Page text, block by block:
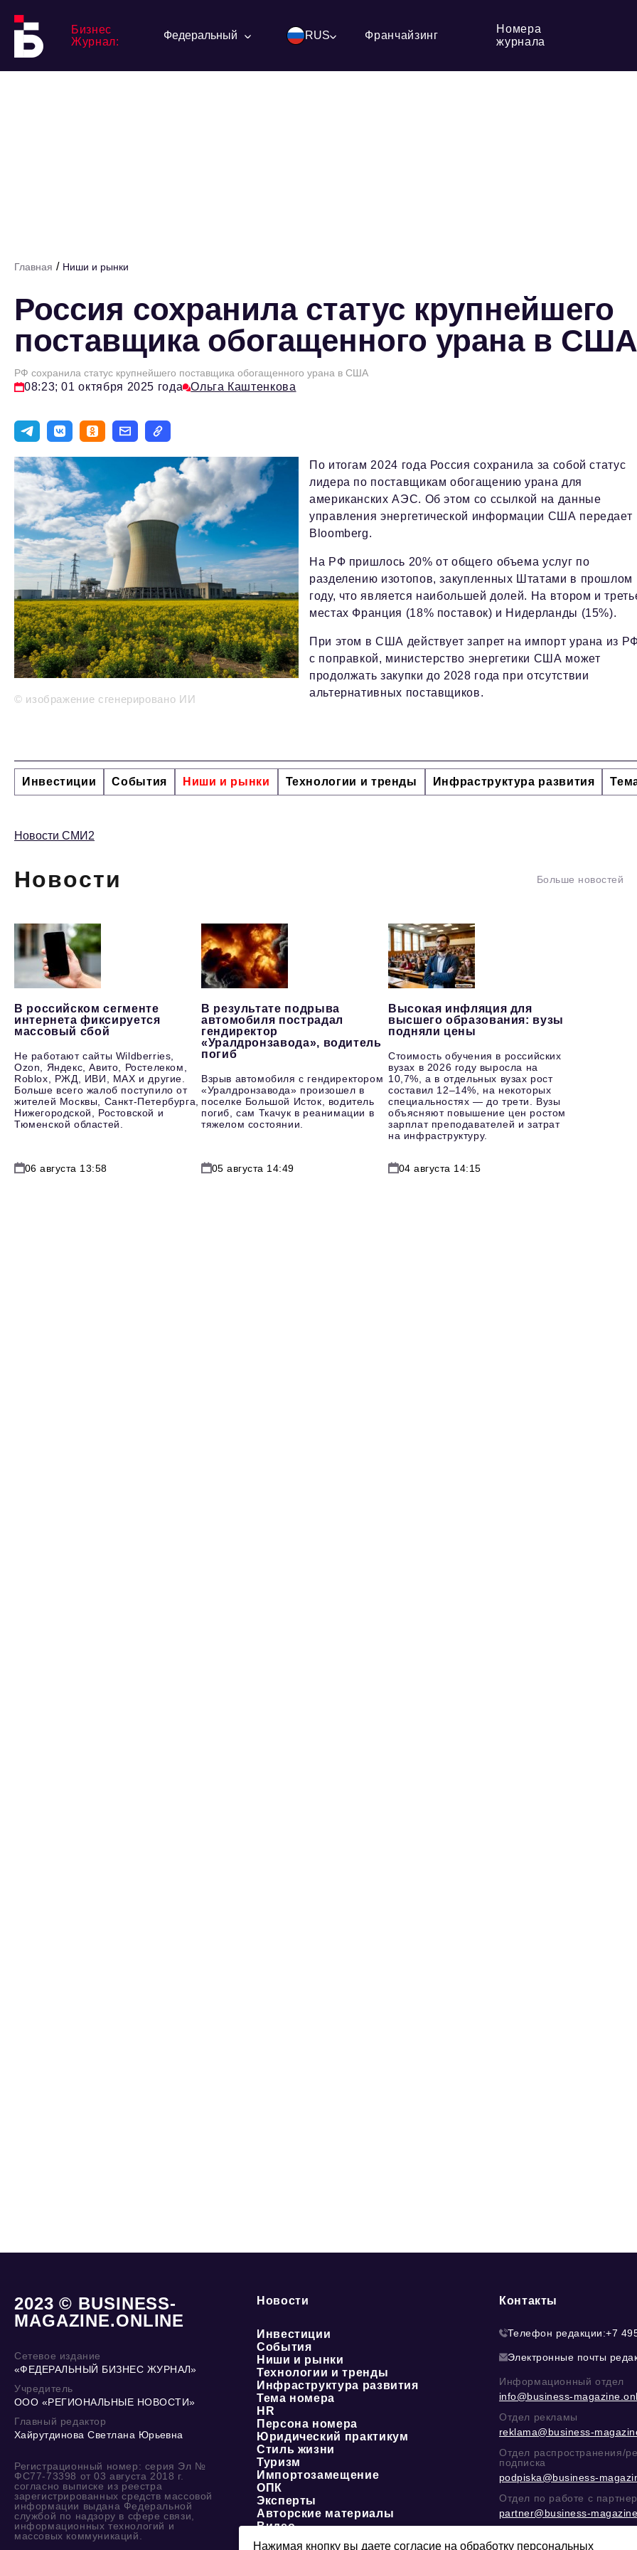
Бизнес
Журнал:
Федеральный RUS Франчайзинг
Номера
журнала
Главная / Ниши и рынки
Россия сохранила статус крупнейшего
поставщика обогащенного урана в США
РФ сохранила статус крупнейшего поставщика обогащенного урана в США
08:23; 01 октября 2025 года Ольга Каштенкова
© изображение сгенерировано ИИ
По итогам 2024 года Россия сохранила за собой статус
лидера по поставщикам обогащению урана для
американских АЭС. Об этом со ссылкой на данные
управления энергетической информации США передает
Bloomberg.
На РФ пришлось 20% от общего объема услуг по
разделению изотопов, закупленных Штатами в прошлом
году, что является наибольшей долей. На втором и
местах Франция (18% поставок) и Нидерланды (15%).
При этом в США действует запрет на импорт урана из
с поправкой, министерство энергетики США может
продолжать закупки до 2028 года при отсутствии
альтернативных поставщиков.
Инвестиции События Ниши и рынки Технологии и тренды Инфраструктура развития
Новости СМИ2
Новости Больше новостей
В российском сегменте
интернета фиксируется
массовый сбой
Не работают сайты Wildberries,
Ozon, Яндекс, Авито, Ростелеком,
Roblox, РЖД, ИВИ, MAX и другие.
Больше всего жалоб поступило от
жителей Москвы, Санкт-Петербурга,
Нижегородской, Ростовской и
Тюменской областей.
06 августа 13:58
В результате подрыва
автомобиля пострадал
гендиректор
«Уралдронзавода», водитель
погиб
Взрыв автомобиля с гендиректором
«Уралдронзавода» произошел в
поселке Большой Исток, водитель
погиб, сам Ткачук в реанимации в
тяжелом состоянии.
05 августа 14:49
Высокая инфляция для
высшего образования: вузы
подняли цены
Стоимость обучения в российских
вузах в 2026 году выросла на
10,7%, а в отдельных вузах рост
составил 12–14%, на некоторых
специальностях — до трети. Вузы
объясняют повышение цен ростом
зарплат преподавателей и затрат
на инфраструктуру.
04 августа 14:15
2023 © BUSINESS-
MAGAZINE.ONLINE
Сетевое издание
«ФЕДЕРАЛЬНЫЙ БИЗНЕС ЖУРНАЛ»
Учредитель
ООО «РЕГИОНАЛЬНЫЕ НОВОСТИ»
Главный редактор
Хайрутдинова Светлана Юрьевна
Регистрационный номер: серия Эл №
ФС77-73398 от 03 августа 2018 г.
согласно выписке из реестра
зарегистрированных средств массовой
информации выдана Федеральной
службой по надзору в сфере связи,
информационных технологий и
массовых коммуникаций.
Новости
Инвестиции
События
Ниши и рынки
Технологии и тренды
Инфраструктура развития
Тема номера
HR
Персона номера
Юридический практикум
Стиль жизни
Туризм
Импортозамещение
ОПК
Эксперты
Авторские материалы
Видео
Контакты
Телефон редакции:+7
Электронные почты
Информационный отдел
info@business-
Отдел рекламы
reklama@business-
Отдел распространения/
подписка
podpiska@business-
Отдел по работе с
partner@business-
@mazovилиMAX
Нажимая кнопку вы даете согласие на обработку персональных